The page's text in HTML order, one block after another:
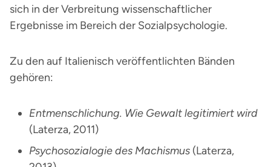
sich in der Verbreitung wissenschaftlicher
Ergebnisse im Bereich der Sozialpsychologie.
Zu den auf Italienisch veröffentlichten Bänden
gehören:
Entmenschlichung. Wie Gewalt legitimiert wird
(Laterza, 2011)
Psychosozialogie des Machismus (Laterza,